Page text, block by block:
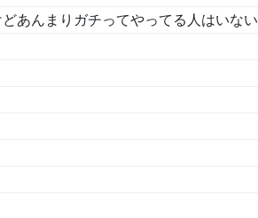
あんまりガチってやってる人はいな